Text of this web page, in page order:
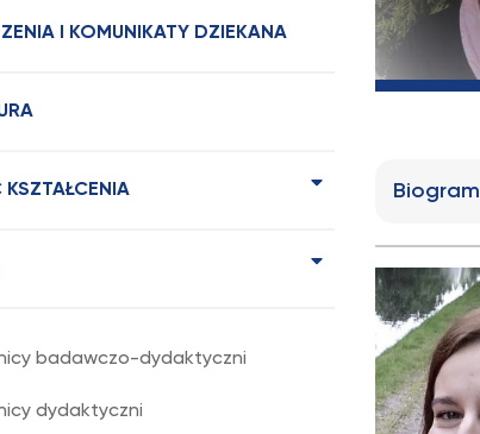
I KOMUNIKATY DZIEKANA
badawczo-dydaktyczni
dydaktyczni
Biogram